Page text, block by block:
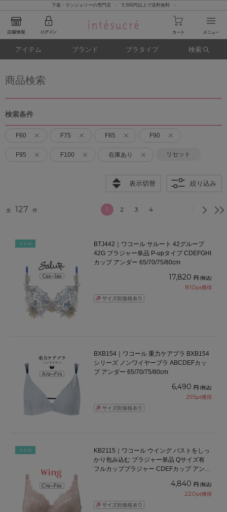
下着・ランジェリーの専門店 - 5,500円以上で送料無料 -
アイテム ブランド ブラタイプ 検索
商品検索
検索条件
F60 F75 F85 F90
F95 F100 在庫あり リセット
表示切替 絞り込み
全 127 件 1 2 3 4
NEW
BTJ442｜ワコール サルート 42グループ
42G ブラジャー単品 P-upタイプ CDEFGHI
カップ アンダー 65/70/75/80cm
17,820 円 (税込)
810pt獲得
BXB154｜ワコール 重力ケアブラ BXB154
シリーズ ノンワイヤーブラ ABCDEFカッ
プ アンダー 65/70/75/80cm
6,490 円 (税込)
295pt獲得
NEW
KB2115｜ワコール ウイング バストをしっ
かり包み込む ブラジャー単品 Qサイズ有
フルカップブラジャー CDEFカップ アンダ
4,840 円 (税込)
220pt獲得